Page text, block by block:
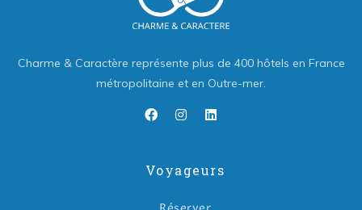
Charme & Caractère représente plus de 400 hôtels en France
métropolitaine et en Outre-mer.
Voyageurs